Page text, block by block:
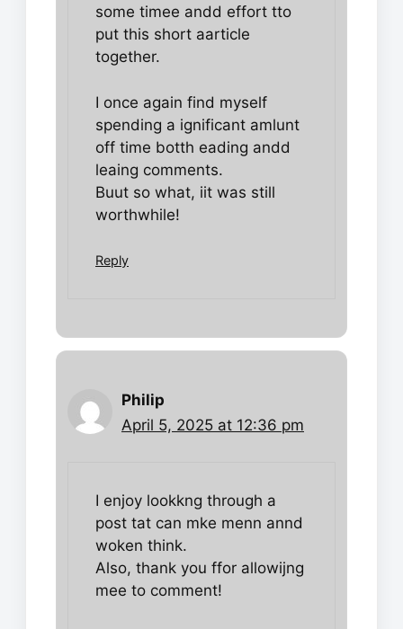
some timee andd effort tto
put this short aarticle
together.
I once again find myself
spending a ignificant amlunt
off time botth eading andd
leaing comments.
Buut so what, iit was still
worthwhile!
Reply
Philip
April 5, 2025 at 12:36 pm
I enjoy lookkng through a
post tat can mke menn annd
woken think.
Also, thank you ffor allowijng
mee to comment!